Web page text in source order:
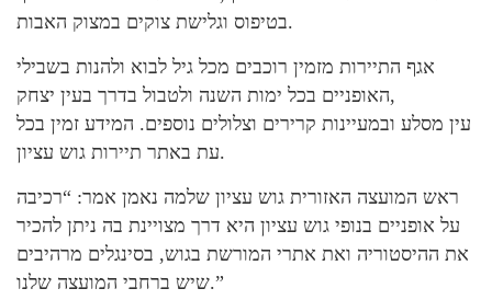
בטיפוס וגלישת צוקים במצוק האבות.
אגף התיירות מזמין רוכבים מכל גיל לבוא ולהנות בשבילי
האופניים בכל ימות השנה ולטבול בדרך בעין יצחק,
עין מסלע ובמעיינות קרירים וצלולים נוספים. המידע זמין בכל
עת באתר תיירות גוש עציון.
ראש המועצה האזורית גוש עציון שלמה נאמן אמר: “רכיבה
על אופניים בנופי גוש עציון היא דרך מצויינת בה ניתן להכיר
את ההיסטוריה ואת אתרי המורשת בגוש, בסינגלים מרהיבים
שיש ברחבי המועצה שלנו.”